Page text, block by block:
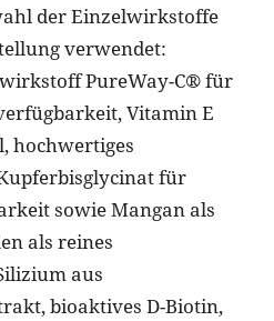
der Einzelwirkstoffe
verwendet:
PureWay-C® für
Vitamin E
hochwertiges
für
sowie Mangan als
als reines
aus
bioaktives D-Biotin,